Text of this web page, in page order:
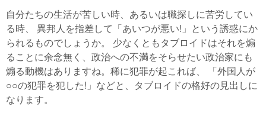
自分たちの生活が苦しい時、あるいは職探しに苦労してい
る時、 異邦人を指差して「あいつが悪い!」という誘惑にか
られるものでしょうか。 少なくともタブロイドはそれを煽
ることに余念無く、政治への不満をそらせたい政治家にも
煽る動機はありますね。稀に犯罪が起これば、 「外国人が
○○の犯罪を犯した!」などと、タブロイドの格好の見出しに
なります。